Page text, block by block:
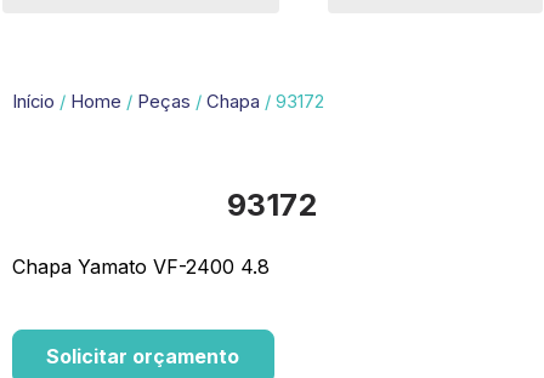
Início / Home / Peças / Chapa / 93172
93172
Chapa Yamato VF-2400 4.8
Solicitar orçamento